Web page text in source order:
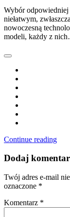
Wybór
niełatwym,
nowoczesną
modeli, każdy z
Continue reading
Dodaj
Twój adres e-mail
oznaczone *
Komentarz *